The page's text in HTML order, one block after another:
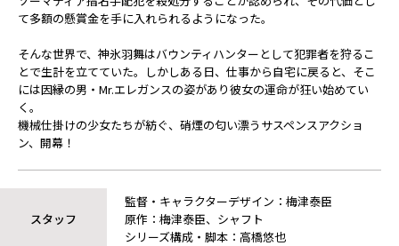
て多額の懸賞金を手に入れられるようになった。
そんな世界で、神氷羽舞はバウンティハンターとして犯罪者を狩るこ
とで生計を立てていた。しかしある日、仕事から自宅に戻ると、そこ
には因縁の男・Mr.エレガンスの姿があり――彼女の運命が狂い始めてい
く。
機械仕掛けの少女たちが紡ぐ、硝煙の匂い漂うサスペンスアクショ
ン、開幕――！
スタッフ
監督・キャラクターデザイン：梅津泰臣
原作：梅津泰臣、シャフト
シリーズ構成・脚本：高橋悠也